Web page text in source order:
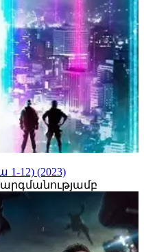
12) (2023)